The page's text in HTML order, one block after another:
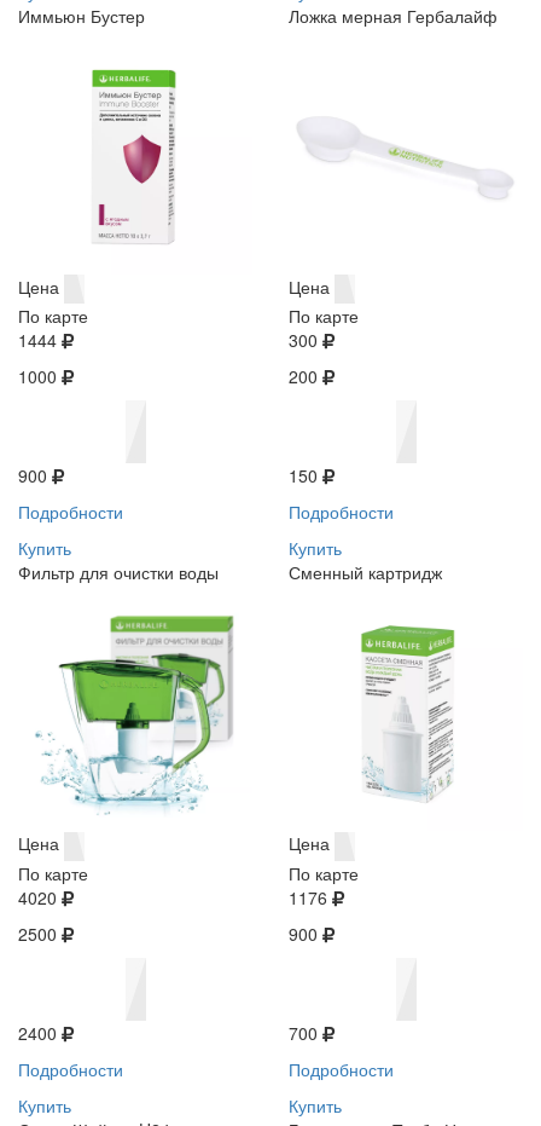
Иммьюн Бустер
Цена
По карте
1444
1000
900
Подробности
Купить
Ложка мерная Гербалайф
Цена
По карте
300
200
150
Подробности
Купить
Фильтр для очистки воды
Цена
По карте
4020
2500
2400
Подробности
Купить
Сменный картридж
Цена
По карте
1176
900
700
Подробности
Купить